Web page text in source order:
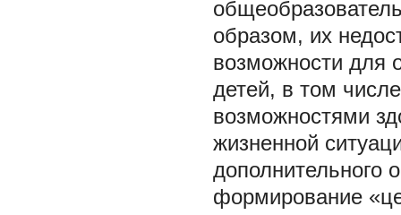
образом, их
возможности для
детей, в том
возможностями
жизненной
дополнительного
формирование